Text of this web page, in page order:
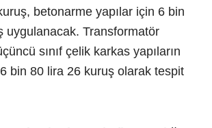
betonarme yapılar için 6 bin
uygulanacak. Transformatör
sınıf çelik karkas yapıların
bin 80 lira 26 kuruş olarak tespit